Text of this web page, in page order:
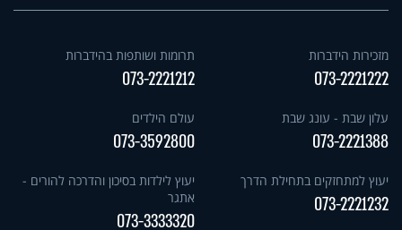
מזכירות הידברות
073-2221222
תרומות ושותפות בהידברות
073-2221212
עלון שבת - עונג שבת
073-2221388
עולם הילדים
073-3592800
יעוץ למתחזקים בתחילת הדרך
073-2221232
יעוץ לילדות בסיכון והדרכה להורים -
אתגר
073-3333320